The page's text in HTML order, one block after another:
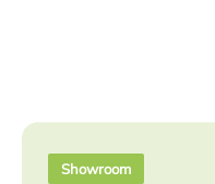
Showroom